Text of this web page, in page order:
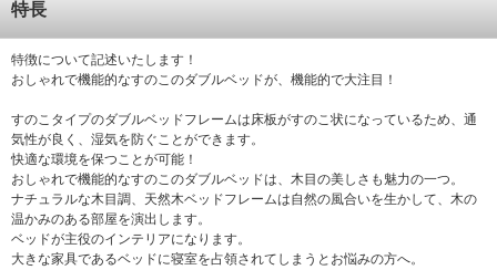
特長
特徴について記述いたします！
おしゃれで機能的なすのこのダブルベッドが、機能的で大注目！
すのこタイプのダブルベッドフレームは床板がすのこ状になっているため、通
気性が良く、湿気を防ぐことができます。
快適な環境を保つことが可能！
おしゃれで機能的なすのこのダブルベッドは、木目の美しさも魅力の一つ。
ナチュラルな木目調、天然木ベッドフレームは自然の風合いを生かして、木の
温かみのある部屋を演出します。
ベッドが主役のインテリアになります。
大きな家具であるベッドに寝室を占領されてしまうとお悩みの方へ。